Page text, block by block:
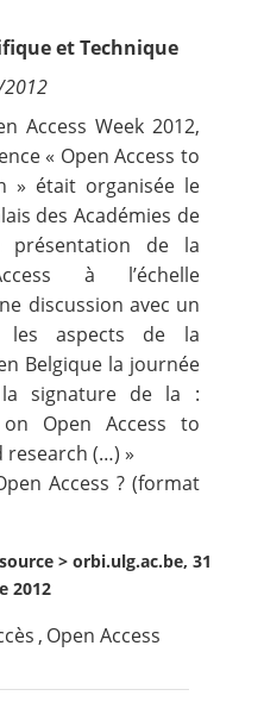
et Technique
Access Week 2012,
« Open Access to
» était organisée le
des Académies de
présentation de la
à l’échelle
discussion avec un
les aspects de la
Belgique la journée
signature de la :
on Open Access to
research (…) »
Access ? (format
> orbi.ulg.ac.be, 31
2012
, Open Access